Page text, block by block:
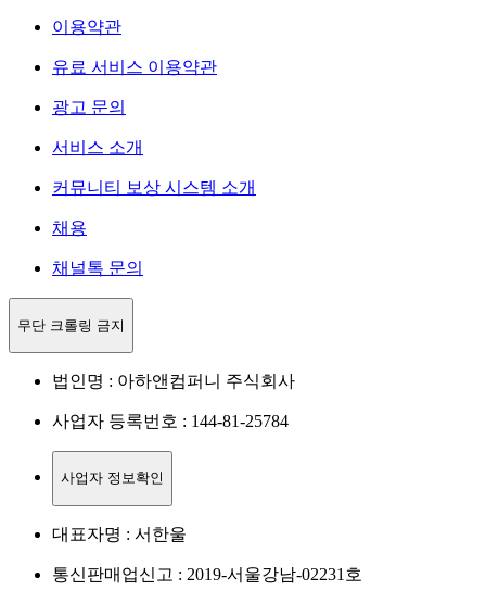
이용약관
유료 서비스 이용약관
광고 문의
서비스 소개
커뮤니티 보상 시스템 소개
채용
채널톡 문의
무단 크롤링 금지
법인명 : 아하앤컴퍼니 주식회사
사업자 등록번호 : 144-81-25784
사업자 정보확인
대표자명 : 서한울
통신판매업신고 : 2019-서울강남-02231호